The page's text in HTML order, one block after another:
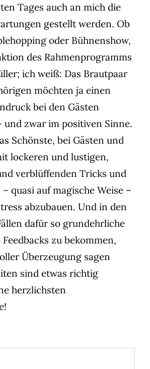
Tages auch an mich die
gestellt werden. Ob
oder Bühnenshow,
des Rahmenprogramms
ich weiß: Das Brautpaar
möchten ja einen
bei den Gästen
und zwar im positiven Sinne.
Schönste, bei Gästen und
lockeren und lustigen,
verblüffenden Tricks und
quasi auf magische Weise –
abzubauen. Und in den
dafür so grundehrliche
zu bekommen,
Überzeugung sagen
sind etwas richtig
herzlichsten